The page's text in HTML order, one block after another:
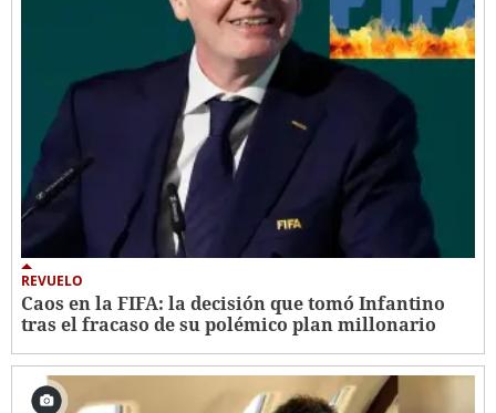
REVUELO
Caos en la FIFA: la decisión que tomó Infantino
tras el fracaso de su polémico plan millonario